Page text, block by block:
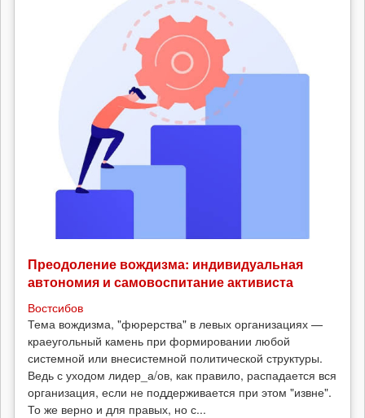
Преодоление вождизма: индивидуальная
автономия и самовоспитание активиста
Востсибов
Тема вождизма, "фюрерства" в левых организациях —
краеугольный камень при формировании любой
системной или внесистемной политической структуры.
Ведь с уходом лидер_а/ов, как правило, распадается вся
организация, если не поддерживается при этом "извне".
То же верно и для правых, но с...